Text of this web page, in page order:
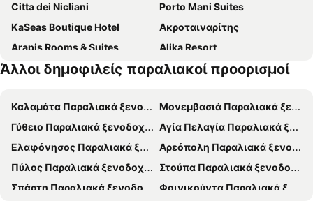
Citta dei Nicliani
Porto Mani Suites
KaSeas Boutique Hotel
Ακροταιναρίτης
Arapis Rooms & Suites
Alika Resort
Κυρίμαι
Anemos Suites Mani
Tainaron Blue Retreat
Άλλοι δημοφιλείς παραλιακοί προορισμοί
Καλαμάτα Παραλιακά ξενοδοχεία
Μονεμβασιά Παραλιακά ξενοδοχεία
Γύθειο Παραλιακά ξενοδοχεία
Αγία Πελαγία Παραλιακά ξενοδοχεία
Ελαφόνησος Παραλιακά ξενοδοχεία
Αρεόπολη Παραλιακά ξενοδοχεία
Πύλος Παραλιακά ξενοδοχεία
Στούπα Παραλιακά ξενοδοχεία
Σπάρτη Παραλιακά ξενοδοχεία
Φοινικούντα Παραλιακά ξενοδοχεία